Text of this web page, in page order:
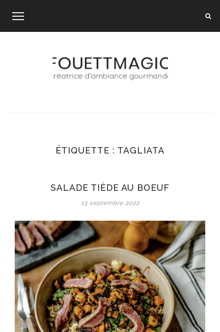
ÉTIQUETTE : TAGLIATA
SALADE TIÈDE AU BOEUF
13 septembre 2022